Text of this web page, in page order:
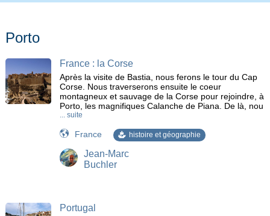
Porto
France : la Corse
Après la visite de Bastia, nous ferons le tour du Cap
Corse. Nous traverserons ensuite le coeur
montagneux et sauvage de la Corse pour rejoindre, à
Porto, les magnifiques Calanche de Piana. De là, nou
... suite
France histoire et géographie
Jean-Marc
Buchler
Portugal